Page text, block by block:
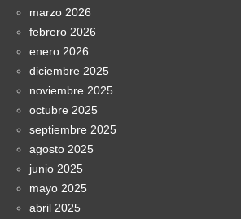
marzo 2026
febrero 2026
enero 2026
diciembre 2025
noviembre 2025
octubre 2025
septiembre 2025
agosto 2025
junio 2025
mayo 2025
abril 2025